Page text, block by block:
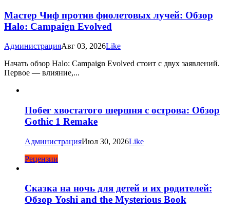
Мастер Чиф против фиолетовых лучей: Обзор
Halo: Campaign Evolved
АдминистрацияАвг 03, 2026Like
Начать обзор Halo: Campaign Evolved стоит с двух заявлений.
Первое — влияние,...
Побег хвостатого шершня с острова: Обзор
Gothic 1 Remake
АдминистрацияИюл 30, 2026Like
Рецензии
Сказка на ночь для детей и их родителей:
Обзор Yoshi and the Mysterious Book